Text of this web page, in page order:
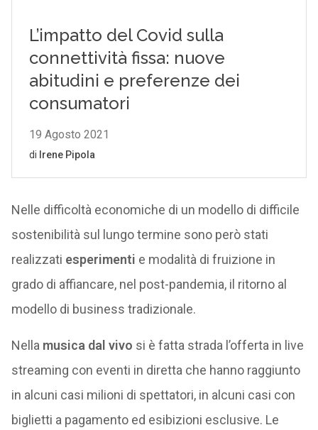
Nelle difficoltà economiche di un modello di difficile
sostenibilità sul lungo termine sono però stati
realizzati esperimenti e modalità di fruizione in
grado di affiancare, nel post-pandemia, il ritorno al
modello di business tradizionale.
Nella musica dal vivo si è fatta strada l’offerta in live
streaming con eventi in diretta che hanno raggiunto
in alcuni casi milioni di spettatori, in alcuni casi con
biglietti a pagamento ed esibizioni esclusive. Le